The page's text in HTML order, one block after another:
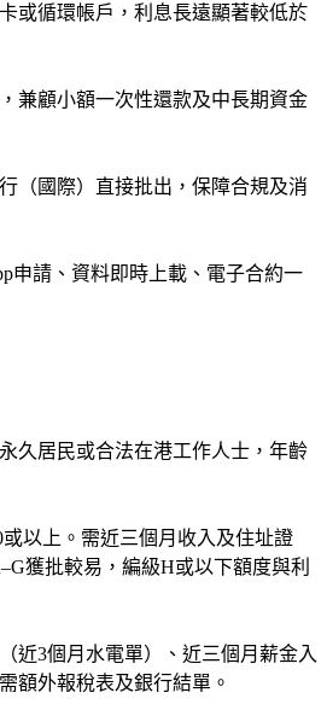
或循環帳戶，利息長遠顯著較低於
兼顧小額一次性還款及中長期資金
（國際）直接批出，保障合規及消
申請、資料即時上載、電子合約一
久居民或合法在港工作人士，年齡
以上。需近三個月收入及住址證
獲批較易，編級H或以下額度與利
近3個月水電單）、近三個月薪金入
額外報稅表及銀行結單。